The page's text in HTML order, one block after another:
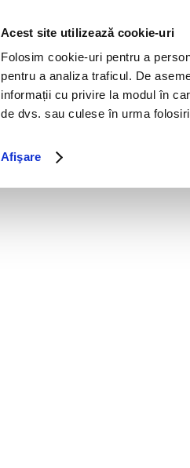
Acest site utilizează cookie-uri
Folosim cookie-uri pentru a
pentru a analiza traficul. De
informații cu privire la modul în
de dvs. sau culese în urma
Afişare